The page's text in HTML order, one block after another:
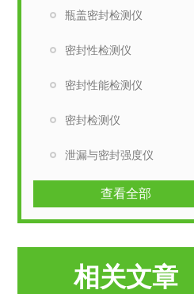
瓶盖密封检测仪
密封性检测仪
密封性能检测仪
密封检测仪
泄漏与密封强度仪
查看全部
相关文章